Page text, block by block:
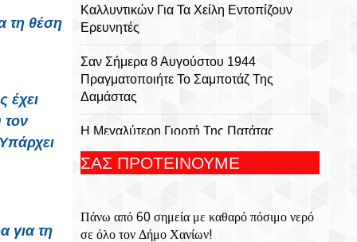
τη θέση
έχει
τον
για τη
Καλλυντικών Για Τα Χείλη Εντοπίζουν
Ερευνητές
Σαν Σήμερα 8 Αυγούστου 1944
Πραγματοποιήτε Το Σαμποτάζ Της
Δαμάστας
Η Μεγαλύτερη Γιορτή Της Πατάτας
Επιστρέφει Για Ακόμα Μια Χρονιά Στο
Τζερμιάδο Οροπεδίου Λασιθίου
Νερό Σε Όλο Τον Δήμο Χανίων!
ΣΑΣ ΠΡΟΤΕΙΝΟΥΜΕ
Πάνω από 60 σημεία με καθαρό πόσιμο νερό
σε όλο τον Δήμο Χανίων!